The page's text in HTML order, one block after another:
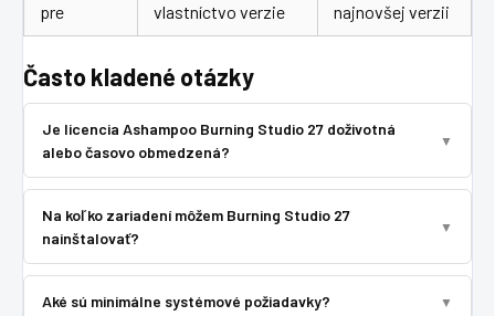
pre
vlastníctvo verzie
najnovšej verzii
Často kladené otázky
Je licencia Ashampoo Burning Studio 27 doživotná
alebo časovo obmedzená?
Na koľko zariadení môžem Burning Studio 27
nainštalovať?
Aké sú minimálne systémové požiadavky?